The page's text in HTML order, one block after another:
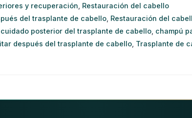
y recuperación Restauración del cabello
del trasplante de cabello Restauración del
posterior del trasplante de cabello champú
después del trasplante de cabello Trasplante de